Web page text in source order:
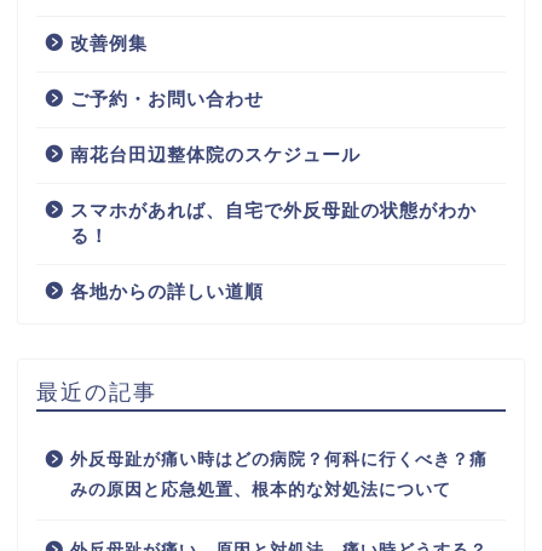
改善例集
ご予約・お問い合わせ
南花台田辺整体院のスケジュール
スマホがあれば、自宅で外反母趾の状態がわか
る！
各地からの詳しい道順
最近の記事
外反母趾が痛い時はどの病院？何科に行くべき？痛
みの原因と応急処置、根本的な対処法について